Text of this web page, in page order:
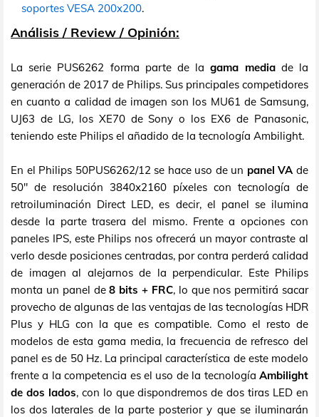
soportes VESA 200x200.
Análisis / Review / Opinión:
La serie PUS6262 forma parte de lagama mediade la
generación de 2017 de Philips. Sus principales competidores
en cuanto a calidad de imagen son los MU61 de Samsung,
UJ63 de LG, los XE70 de Sony o los EX6 de Panasonic,
teniendo este Philips el añadido de la tecnología Ambilight.
En el Philips 50PUS6262/12 se hace uso de un panel VA de
50" de resolución 3840x2160 píxeles con tecnología de
retroiluminación Direct LED, es decir, el panel se ilumina
desde la parte trasera del mismo. Frente a opciones con
paneles IPS, este Philips nos ofrecerá un mayor contraste al
verlo desde posiciones centradas, por contra perderá calidad
de imagen al alejarnos de la perpendicular. Este Philips
monta un panel de8 bits + FRC, lo que nos permitirá sacar
provecho de algunas de las ventajas de las tecnologías HDR
Plus y HLG con la que es compatible. Como el resto de
modelos de esta gama media, la frecuencia de refresco del
panel es de 50 Hz. La principal característica de este modelo
frente a la competencia es el uso de la tecnología Ambilight
de dos lados, con lo que dispondremos de dos tiras LED en
los dos laterales de la parte posterior y que se iluminarán